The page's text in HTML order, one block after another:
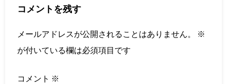
コメントを残す
メールアドレスが公開されることはありません。
※
が付いている欄は必須項目です
コメント ※